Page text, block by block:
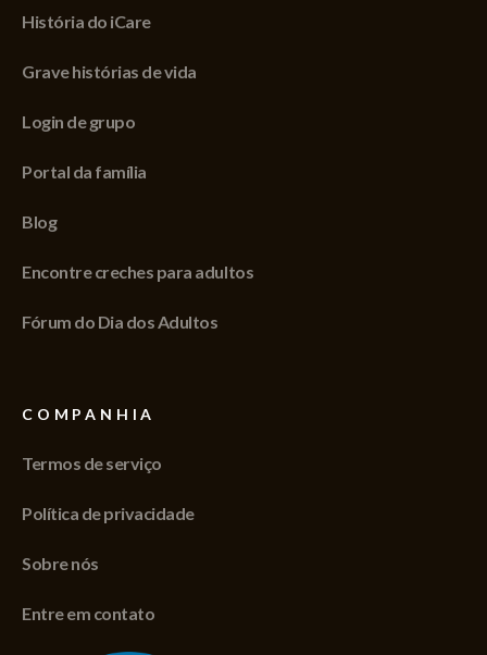
História do iCare
Grave histórias de vida
Login de grupo
Portal da família
Blog
Encontre creches para adultos
Fórum do Dia dos Adultos
COMPANHIA
Termos de serviço
Política de privacidade
Sobre nós
Entre em contato